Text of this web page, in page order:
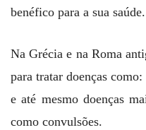
benéfico para a sua saúde.
Na Grécia e na Roma
para tratar doenças
e até mesmo doenças
como convulsões.